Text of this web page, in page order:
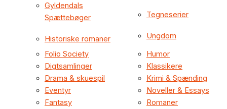
Gyldendals
Spættebøger
Historiske romaner
Tegneserier
Ungdom
Folio Society
Digtsamlinger
Drama & skuespil
Eventyr
Fantasy
Humor
Klassikere
Krimi & Spænding
Noveller & Essays
Romaner